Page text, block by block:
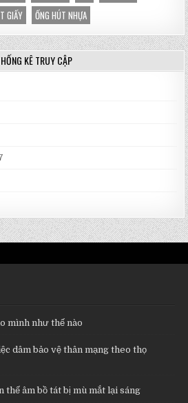
GIẤY ỐNG HÚT NHỰA
KÊ TRUY CẬP
mình như thế nào
dâm bảo vệ thân mạng theo thọ
thế âm bồ tát bị mù mắt lại sáng